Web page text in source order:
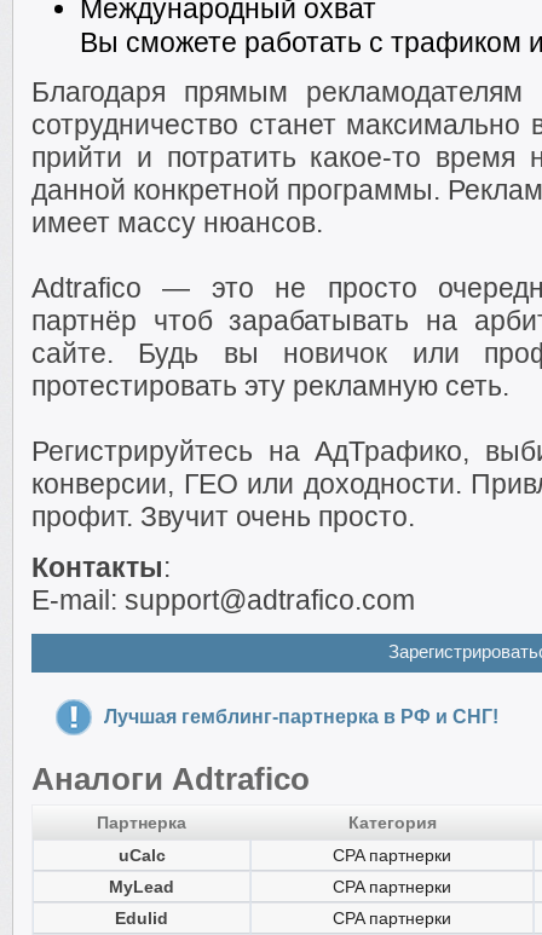
Международный охват
Вы сможете работать с трафиком
Благодаря прямым
сотрудничество станет
прийти и потратить какое-то время
данной конкретной программы.
имеет массу нюансов.
Adtrafico — это не просто
партнёр чтоб зарабатывать на
сайте. Будь вы новичок или
протестировать эту рекламную сеть.
Регистрируйтесь на АдТрафико,
конверсии, ГЕО или доходности.
профит. Звучит очень просто.
Контакты:
E-mail: support@adtrafico.com
Лучшая гемблинг-партнерка в РФ и СНГ!
Аналоги Adtrafico
Партнерка
Категория
uCalc
CPA партнерки
MyLead
CPA партнерки
Edulid
CPA партнерки